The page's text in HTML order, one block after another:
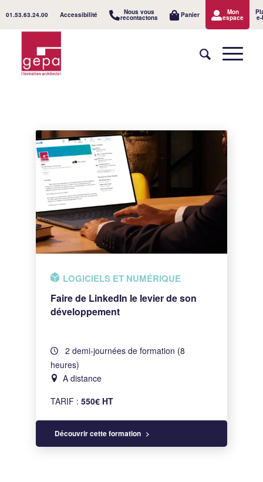
01.53.63.24.00 Accessibilité Nous vous
recontactons Panier Mon
espace
LOGICIELS ET NUMÉRIQUE
Faire de LinkedIn le levier de son
développement
2 demi-journées de formation (8
heures)
A distance
TARIF :550€ HT
Découvrir cette formation